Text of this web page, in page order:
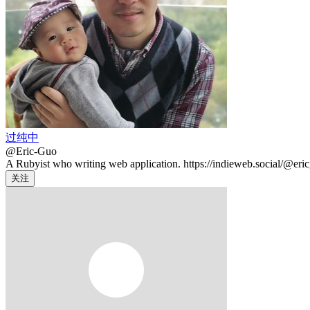
过纯中
@Eric-Guo
A Rubyist who writing web application. https://indieweb.social/
关注